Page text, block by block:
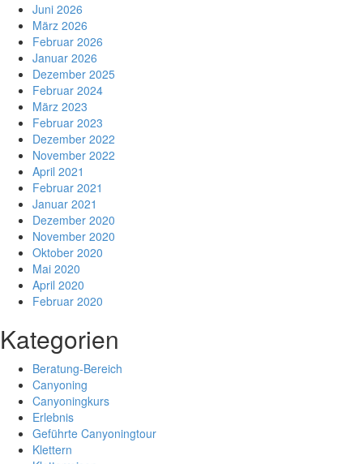
Juni 2026
März 2026
Februar 2026
Januar 2026
Dezember 2025
Februar 2024
März 2023
Februar 2023
Dezember 2022
November 2022
April 2021
Februar 2021
Januar 2021
Dezember 2020
November 2020
Oktober 2020
Mai 2020
April 2020
Februar 2020
Kategorien
Beratung-Bereich
Canyoning
Canyoningkurs
Erlebnis
Geführte Canyoningtour
Klettern